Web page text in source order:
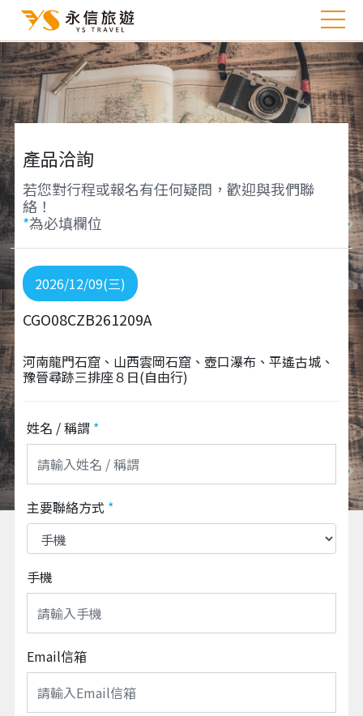
產品洽詢
若您對行程或報名有任何疑問，歡迎與我們聯
絡！
*為必填欄位
2026/12/09(三)
CGO08CZB261209A
河南龍門石窟、山西雲岡石窟、壺口瀑布、平遙古城、
豫晉尋跡三排座８日(自由行)
姓名 / 稱謂 *
主要聯絡方式 *
手機
Email信箱